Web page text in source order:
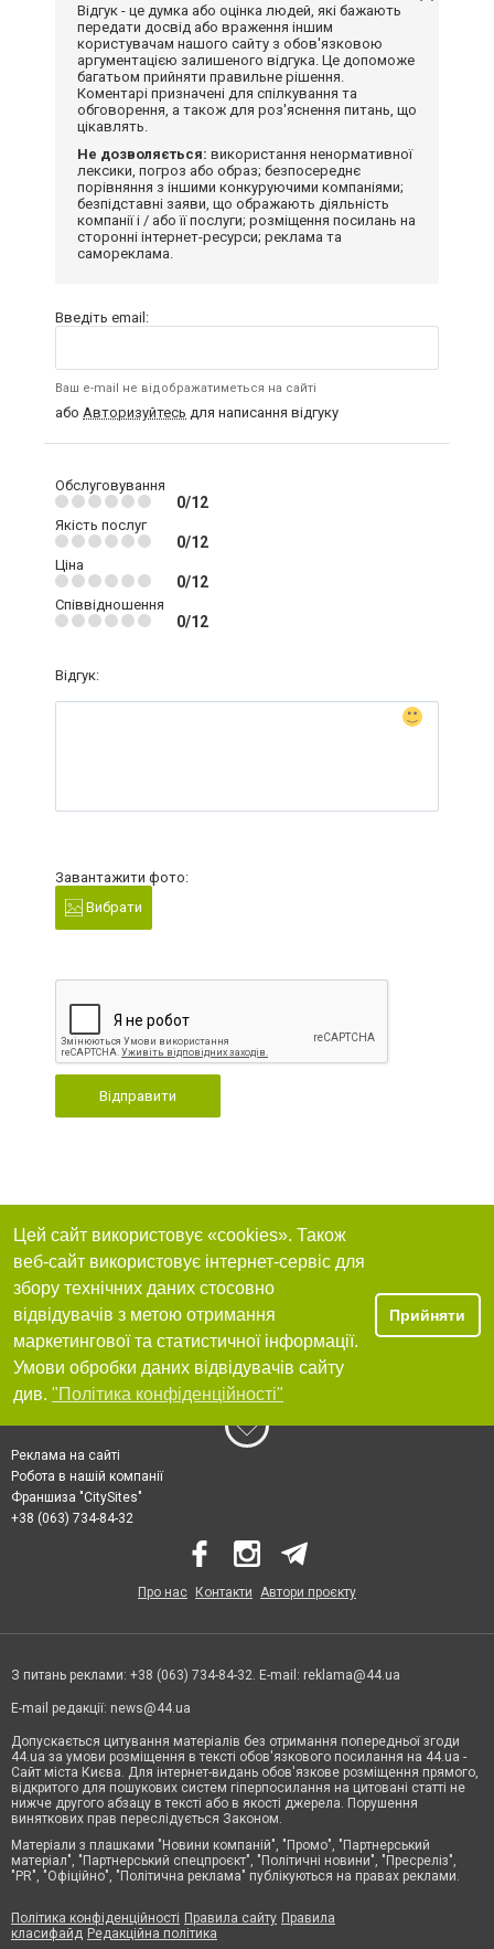
Відгук - це думка або оцінка людей, які бажають
передати досвід або враження іншим
користувачам нашого сайту з обов'язковою
аргументацією залишеного відгука. Це допоможе
багатьом прийняти правильне рішення.
Коментарі призначені для спілкування та
обговорення, а також для роз'яснення питань, що
цікавлять.
Не дозволяється: використання ненормативної
лексики, погроз або образ; безпосереднє
порівняння з іншими конкуруючими компаніями;
безпідставні заяви, що ображають діяльність
компанії і / або її послуги; розміщення посилань на
сторонні інтернет-ресурси; реклама та
самореклама.
Введіть email:
Ваш e-mail не відображатиметься на сайті
або Авторизуйтесь для написання відгуку
Обслуговування
0/12
Якість послуг
0/12
Ціна
0/12
Співвідношення
0/12
Відгук:
Завантажити фото:
Вибрати
Відправити
Цей сайт використовує «cookies». Також
веб-сайт використовує інтернет-сервіс для
збору технічних даних стосовно
відвідувачів з метою отримання
маркетингової та статистичної інформації.
Умови обробки даних відвідувачів сайту
див. "Політика конфіденційності"
Прийняти
Реклама на сайті
Робота в нашій компанії
Франшиза "CitySites"
+38 (063) 734-84-32
Про нас Контакти Автори проєкту
З питань реклами: +38 (063) 734-84-32. E-mail: reklama@44.ua
E-mail редакції: news@44.ua
Допускається цитування матеріалів без отримання попередньої згоди
44.ua за умови розміщення в тексті обов'язкового посилання на 44.ua -
Сайт міста Києва. Для інтернет-видань обов'язкове розміщення прямого,
відкритого для пошукових систем гіперпосилання на цитовані статті не
нижче другого абзацу в тексті або в якості джерела. Порушення
виняткових прав переслідується Законом.
Матеріали з плашками "Новини компаній", "Промо", "Партнерський
матеріал", "Партнерський спецпроєкт", "Політичні новини", "Пресреліз",
"PR", "Офіційно", "Політична реклама" публікуються на правах реклами.
Політика конфіденційності Правила сайту Правила
класифайд Редакційна політика